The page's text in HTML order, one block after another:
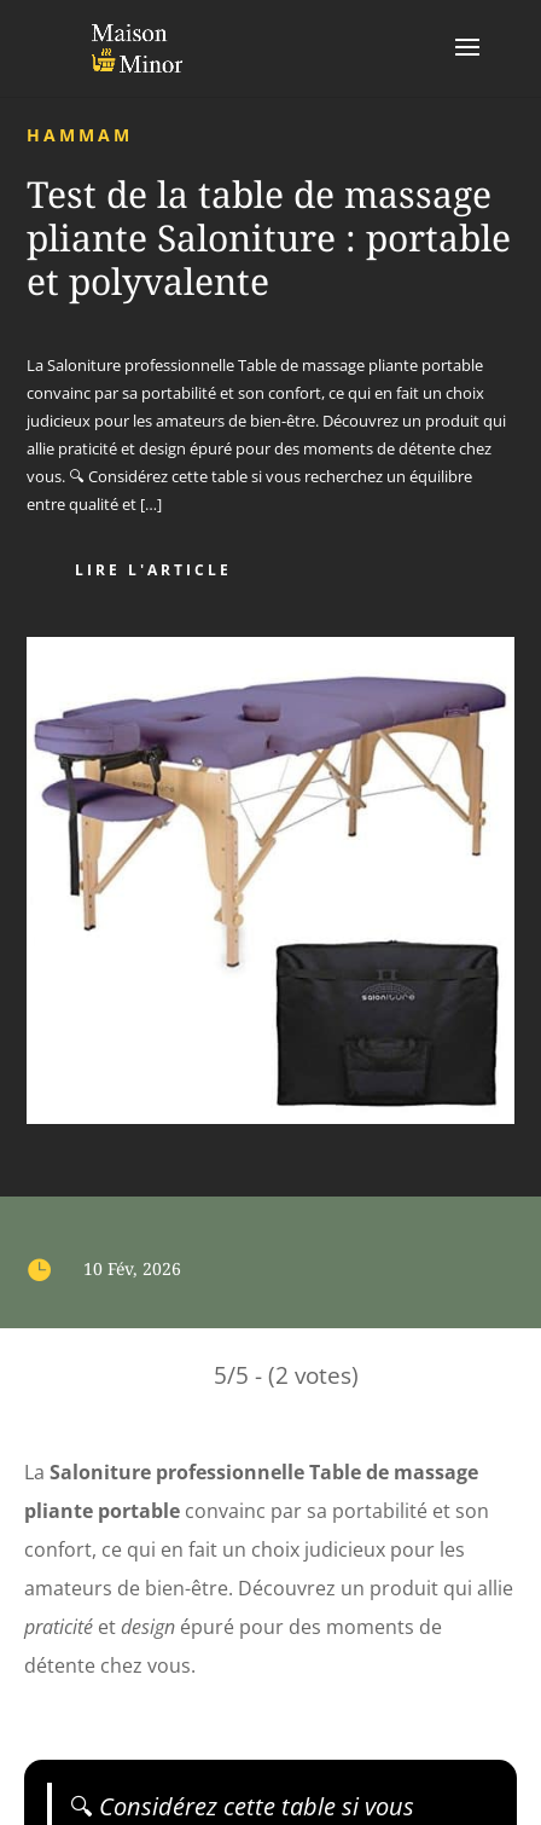
HAMMAM
Test de la table de massage
pliante Saloniture : portable
et polyvalente
La Saloniture professionnelle Table de massage pliante portable
convainc par sa portabilité et son confort, ce qui en fait un choix
judicieux pour les amateurs de bien-être. Découvrez un produit qui
allie praticité et design épuré pour des moments de détente chez
vous. 🔍 Considérez cette table si vous recherchez un équilibre
entre qualité et […]
LIRE L'ARTICLE
 10 Fév, 2026
5/5 - (2 votes)
La Saloniture professionnelle Table de massage
pliante portable convainc par sa portabilité et son
confort, ce qui en fait un choix judicieux pour les
amateurs de bien-être. Découvrez un produit qui allie
praticité etdesign épuré pour des moments de
détente chez vous.
🔍 Considérez cette table si vous